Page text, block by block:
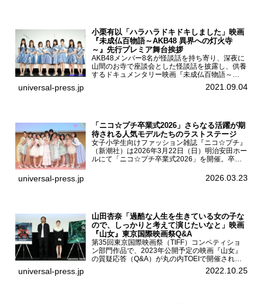
小栗有以「ハラハラドキドキしました」映画
『未成仏百物語～AKB48 異界への灯火寺
～』先行プレミア舞台挨拶
AKB48メンバー8名が怪談話を持ち寄り、深夜に
山間のお寺で座談会とした怪談話を披露し、供養
するドキュメンタリー映画『未成仏百物語～
AKB48異界への灯火寺～』の先行プレミア舞台
挨拶が東京・ユナイテッド・シネマ豊洲で開催さ
universal-press.jp 2021.09.04
「ニコ☆プチ卒業式2026」さらなる活躍が期
待される人気モデルたちのラストステージ
女子小学生向けファッション雑誌『ニコ☆プチ』
（新潮社）は2026年3月22日（日）明治安田ホー
ルにて「ニコ☆プチ卒業式2026」を開催。卒業
ん、末永ひなた、高梨琴乃、土井ありさ、藤田蒼
universal-press.jp 2026.03.23
山田杏奈「過酷な人生を生きている女の子な
ので、しっかりと考えて演じたいなと」映画
『山女』東京国際映画祭Q&A
第35回東京国際映画祭（TIFF）コンペティショ
ン部門作品で、2023年公開予定の映画『山女』
の質疑応答（Q&A）が丸の内TOEIで開催され、
主演を務めた女優の山田杏奈、監督の福永壮志が
登壇。本作について語った。映画『山女』第35
universal-press.jp 2022.10.25